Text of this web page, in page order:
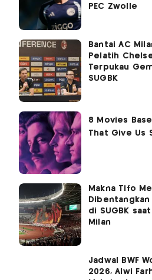
PEC Zwolle
Bantai AC
Pelatih
Terpukau
SUGBK
Makna Tifo
di SUGBK
Milan
Jadwal BWF
2026, Alwi